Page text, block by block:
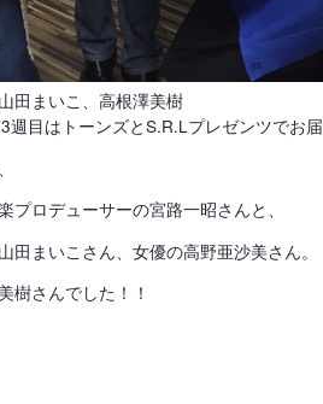
田まいこ、高根澤美樹
週目はトーンズとS.R.Lプレゼンツでお
プロデューサーの宮路一昭さんと、
田まいこさん、女優の高野亜沙美さん。
樹さんでした！！